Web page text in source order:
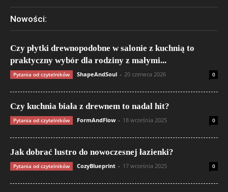
Nowości:
Czy płytki drewnopodobne w salonie z kuchnią to
praktyczny wybór dla rodziny z małymi...
Pytania od czytelników ShapeAndSoul - 20 czerwca 2026 0
Czy kuchnia biała z drewnem to nadal hit?
Pytania od czytelników FormAndFlow - 18 września 2025 0
Jak dobrać lustro do nowoczesnej łazienki?
Pytania od czytelników CozyBlueprint - 17 września 2025 0